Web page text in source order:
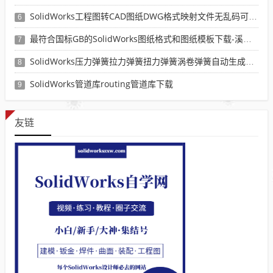
6 SolidWorks工程图转CAD图纸DWG格式映射文件无乱码可分层-溪风亲测推荐
7 最符合国标GB的SolidWorks图纸格式和图纸模板下载-溪风专用版
8 SolidWorks压力弹簧拉力弹簧扭力弹簧涡卷弹簧自动生成宏程序下载
9 SolidWorks管道库routing管道库下载
友链